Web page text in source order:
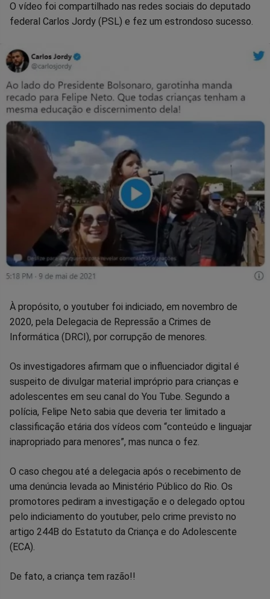
O vídeo foi compartilhado nas redes sociais do deputado
federal Carlos Jordy (PSL) e fez um estrondoso sucesso.
À propósito, o youtuber foi indiciado, em novembro de
2020, pela Delegacia de Repressão a Crimes de
Informática (DRCI), por corrupção de menores.
Os investigadores afirmam que o influenciador digital é
suspeito de divulgar material impróprio para crianças e
adolescentes em seu canal do You Tube. Segundo a
polícia, Felipe Neto sabia que deveria ter limitado a
classificação etária dos vídeos com “conteúdo e linguajar
inapropriado para menores”, mas nunca o fez.
O caso chegou até a delegacia após o recebimento de
uma denúncia levada ao Ministério Público do Rio. Os
promotores pediram a investigação e o delegado optou
pelo indiciamento do youtuber, pelo crime previsto no
artigo 244B do Estatuto da Criança e do Adolescente
(ECA).
De fato, a criança tem razão!!